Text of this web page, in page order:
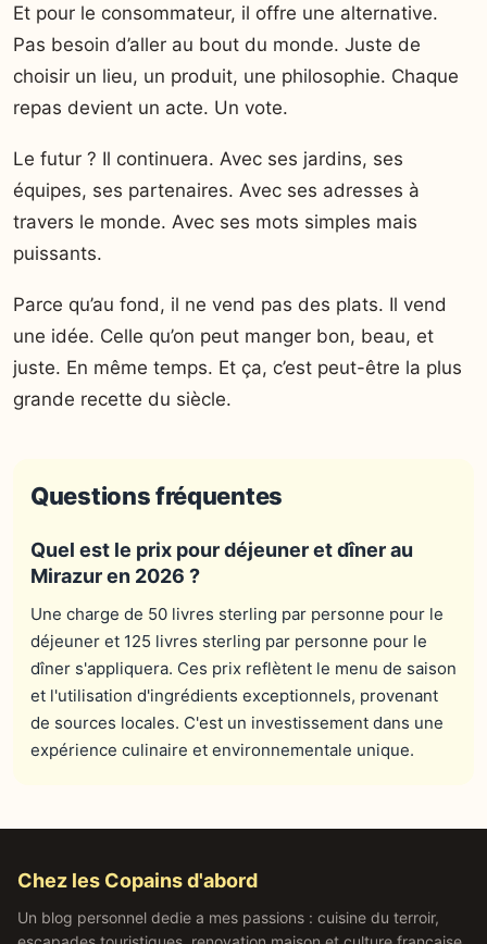
Et pour le consommateur, il offre une alternative.
Pas besoin d’aller au bout du monde. Juste de
choisir un lieu, un produit, une philosophie. Chaque
repas devient un acte. Un vote.
Le futur ? Il continuera. Avec ses jardins, ses
équipes, ses partenaires. Avec ses adresses à
travers le monde. Avec ses mots simples mais
puissants.
Parce qu’au fond, il ne vend pas des plats. Il vend
une idée. Celle qu’on peut manger bon, beau, et
juste. En même temps. Et ça, c’est peut-être la plus
grande recette du siècle.
Questions fréquentes
Quel est le prix pour déjeuner et dîner au
Mirazur en 2026 ?
Une charge de 50 livres sterling par personne pour le
déjeuner et 125 livres sterling par personne pour le
dîner s'appliquera. Ces prix reflètent le menu de saison
et l'utilisation d'ingrédients exceptionnels, provenant
de sources locales. C'est un investissement dans une
expérience culinaire et environnementale unique.
Chez les Copains d'abord
Un blog personnel dedie a mes passions : cuisine du terroir,